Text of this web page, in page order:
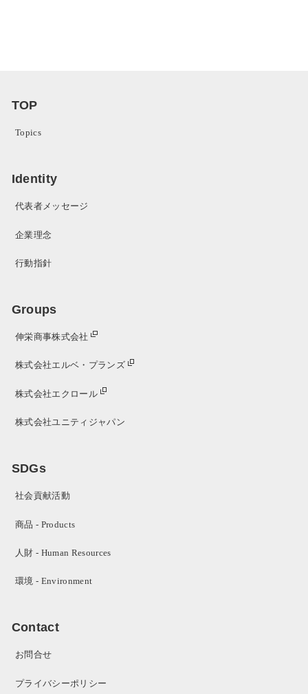
TOP
Topics
Identity
代表者メッセージ
企業理念
行動指針
Groups
伸栄商事株式会社
株式会社エルベ・プランズ
株式会社エクロール
株式会社ユニティジャパン
SDGs
社会貢献活動
商品 - Products
人財 - Human Resources
環境 - Environment
Contact
お問合せ
プライバシーポリシー